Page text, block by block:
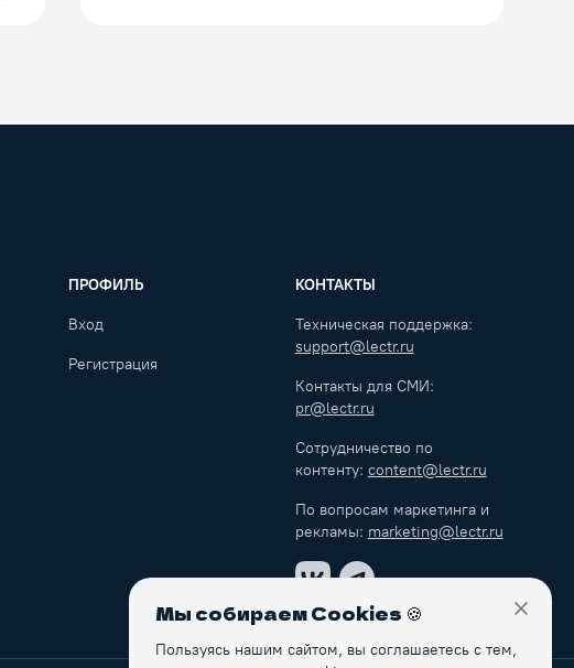
ПРОФИЛЬ
Вход
Регистрация
КОНТАКТЫ
Техническая поддержка:
support@lectr.ru
Контакты для СМИ:
pr@lectr.ru
Сотрудничество по
контенту: content@lectr.ru
По вопросам маркетинга и
рекламы: marketing@lectr.ru
VK Telegram
Мы собираем Cookies 🍪
Пользуясь нашим сайтом, вы соглашаетесь с тем,